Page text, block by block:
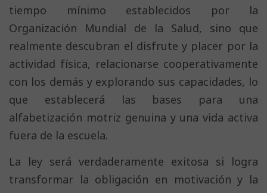
tiempo mínimo establecidos por la
Organización Mundial de la Salud, sino que
realmente descubran el disfrute y placer por la
actividad física, relacionarse cooperativamente
con los demás y explorando sus capacidades, lo
que establecerá las bases para una
alfabetización motriz genuina y una vida activa
fuera de la escuela.
La ley será verdaderamente exitosa si logra
transformar la obligación en motivación y la